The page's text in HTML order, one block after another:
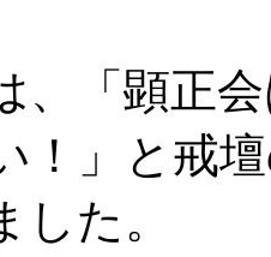
、「顕正
！」と戒
た。